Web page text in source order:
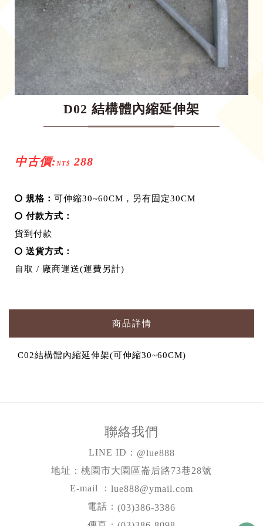
D02 結構體內縮延伸架
中古價: NT$ 288
規格： 可伸縮30~60CM，另有固定30CM
付款方式：
貨到付款
送貨方式：
自取 / 廠商運送(運費另計)
商品詳情
C02結構體內縮延伸架(可伸縮30~60CM)
聯絡我們
LINE ID： @lue888
地址：桃園市大園區崙后路73巷28號
E-mail ： lue888@ymail.com
電話： (03)386-3386